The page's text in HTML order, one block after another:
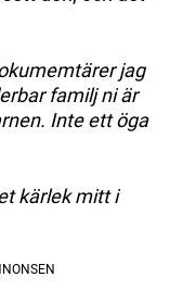
jag
familj ni är
Inte ett öga
kärlek mitt i